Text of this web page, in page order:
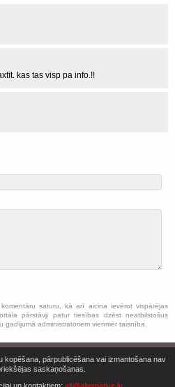
kas tas visp pa info.!!
saturu, kā arī aicina ievērot vispārējas
pārstāvji patur tiesības dzēst neatbilstošus
administratoriem vienmēr taisnība.
kopēšana, pārpublicēšana vai izmantošana nav
saskaņošanas.